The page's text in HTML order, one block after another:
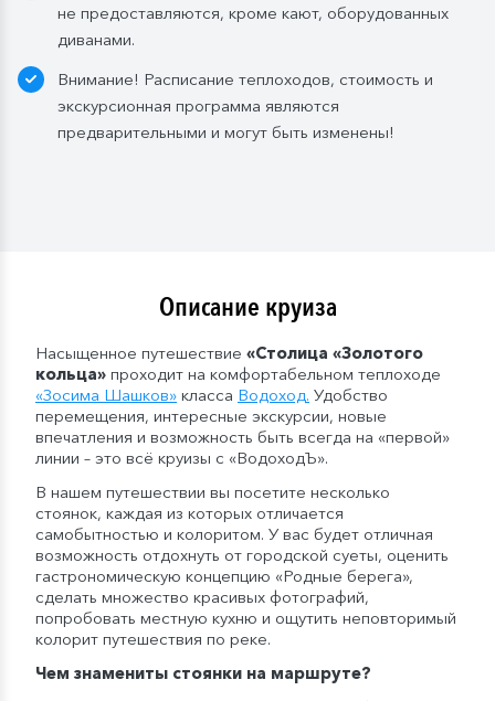
— в рейсах от 5 дней до 10 дней включительно: 1
бутылка (1,5 л.);
— в рейсах от 16 до 20 дней включительно: 3
бутылки (1,5 л.);
не предоставляются, кроме кают, оборудованных
диванами.
Внимание! Расписание теплоходов, стоимость и
экскурсионная программа являются
предварительными и могут быть изменены!
Описание круиза
Насыщенное путешествие «Столица «Золотого
кольца» проходит на комфортабельном теплоходе
«Зосима Шашков» класса Водоход. Удобство
перемещения, интересные экскурсии, новые
впечатления и возможность быть всегда на «первой»
линии – это всё круизы с «ВодоходЪ».
В нашем путешествии вы посетите несколько
стоянок, каждая из которых отличается
самобытностью и колоритом. У вас будет отличная
возможность отдохнуть от городской суеты, оценить
гастрономическую концепцию «Родные берега»,
сделать множество красивых фотографий,
попробовать местную кухню и ощутить неповторимый
колорит путешествия по реке.
Чем знамениты стоянки на маршруте?